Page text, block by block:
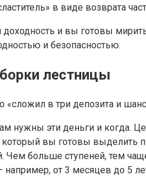
в виде возврата
и вы готовы
и безопасностью.
лестницы
«сложил в три депозита и
нужны эти деньги и когда.
вы готовы выделить
Чем больше ступеней, тем
от 3 месяцев до 5